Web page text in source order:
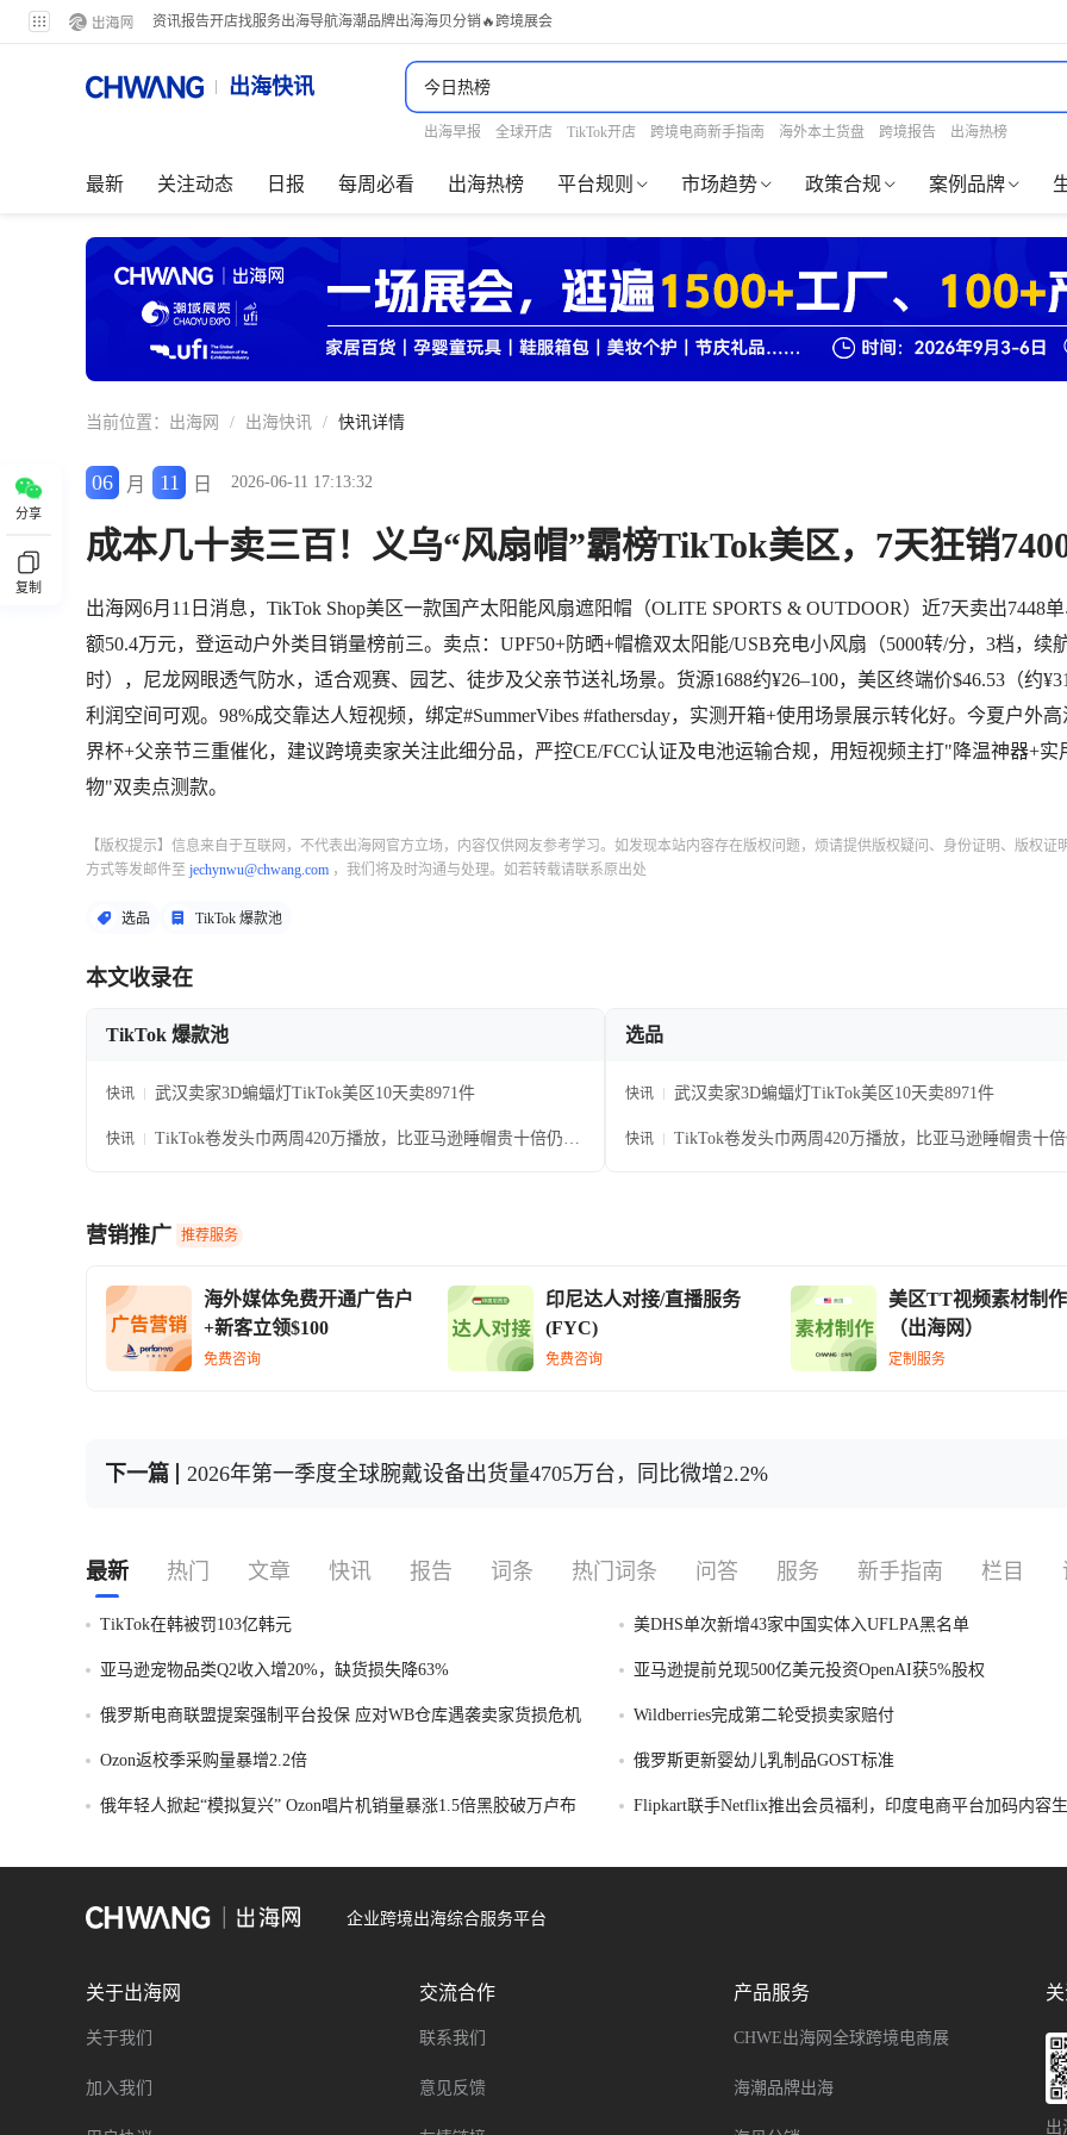
资讯报告开店找服务出海导航海潮品牌出海海贝分销 🔥跨境展会
出海快讯
出海早报 全球开店 TikTok开店 跨境电商新手指南 海外本土货盘 跨境报告 出海热榜
最新 关注动态 日报 每周必看 出海热榜 平台规则 市场趋势 政策合规 案例品牌
当前位置： 出海网 / 出海快讯 / 快讯详情
分享
复制
06 月 11 日 2026-06-11 17:13:32
成本几十卖三百！义乌“风扇帽”霸榜TikTok美区，7天狂销
出海网6月11日消息，TikTok Shop美区一款国产太阳能风扇遮阳帽（OLITE SPORTS & OUTDOOR）近7天卖出7448
额50.4万元，登运动户外类目销量榜前三。卖点：UPF50+防晒+帽檐双太阳能/USB充电小风扇（5000转/分，3档，续
时），尼龙网眼透气防水，适合观赛、园艺、徒步及父亲节送礼场景。货源1688约¥26–100，美区终端价$46.53（约
利润空间可观。98%成交靠达人短视频，绑定#SummerVibes #fathersday，实测开箱+使用场景展示转化好。今夏户外
界杯+父亲节三重催化，建议跨境卖家关注此细分品，严控CE/FCC认证及电池运输合规，用短视频主打"降温神器+实
物"双卖点测款。
【版权提示】信息来自于互联网，不代表出海网官方立场，内容仅供网友参考学习。如发现本站内容存在版权问题，烦请提供版权疑问、身份证明、版权证
方式等发邮件至 jechynwu@chwang.com ，我们将及时沟通与处理。如若转载请联系原出处
选品 TikTok 爆款池
本文收录在
TikTok 爆款池
快讯 武汉卖家3D蝙蝠灯TikTok美区10天卖8971件
快讯
TikTok卷发头巾两周420万播放，比亚马逊睡帽贵十倍仍卖
选品
快讯 武汉卖家3D蝙蝠灯TikTok美区10天卖8971件
快讯
TikTok卷发头巾两周420万播放，比亚马逊睡帽贵十
营销推广 推荐服务
海外媒体免费开通广告户
+新客立领$100
免费咨询
印尼达人对接/直播服务
(FYC)
免费咨询
美区TT视频素材制作
（出海网）
定制服务
下一篇 2026年第一季度全球腕戴设备出货量4705万台，同比微增2.2%
最新 热门 文章 快讯 报告 词条 热门词条 问答 服务 新手指南 栏目
TikTok在韩被罚103亿韩元 美DHS单次新增43家中国实体入UFLPA黑名单
亚马逊宠物品类Q2收入增20%，缺货损失降63% 亚马逊提前兑现500亿美元投资OpenAI获5%股权
俄罗斯电商联盟提案强制平台投保 应对WB仓库遇袭卖家货损危机 Wildberries完成第二轮受损卖家赔付
Ozon返校季采购量暴增2.2倍 俄罗斯更新婴幼儿乳制品GOST标准
俄年轻人掀起“模拟复兴” Ozon唱片机销量暴涨1.5倍黑胶破万卢布 Flipkart联手Netflix推出会员福利，印度电商平台加码内容
企业跨境出海综合服务平台
关于出海网
关于我们
加入我们
交流合作
联系我们
意见反馈
产品服务
CHWE出海网全球跨境电商展
海潮品牌出海
关
出